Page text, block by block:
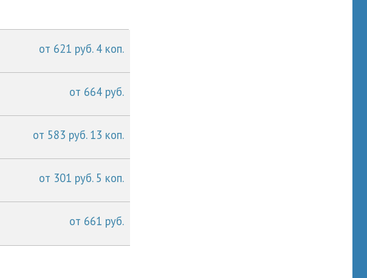
от 621 руб. 4 коп.
от 664 руб.
от 583 руб. 13 коп.
от 301 руб. 5 коп.
от 661 руб.